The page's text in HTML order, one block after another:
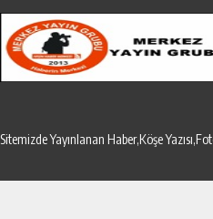
Sitemizde Yayınlanan Haber,Köşe